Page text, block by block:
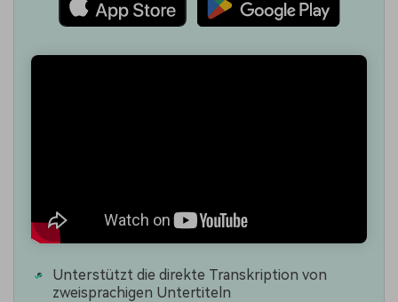
Unterstützt die direkte Transkription von
zweisprachigen Untertiteln